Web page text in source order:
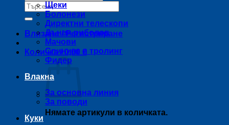
Търсене
за:
Влизане / Регистриране
Количка /0,00 €
Нямате артикули в количката.
Щеки
Болонези
Директни телескопи
Дънен риболов
Мачови
Спининг и тролинг
Фидер
Влакна
За основна линия
За поводи
Куки